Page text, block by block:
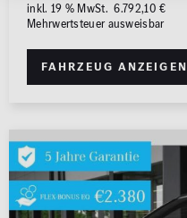
inkl. 19 % MwSt. 6.792,10 €
Mehrwertsteuer ausweisbar
Fahrzeug anzeigen